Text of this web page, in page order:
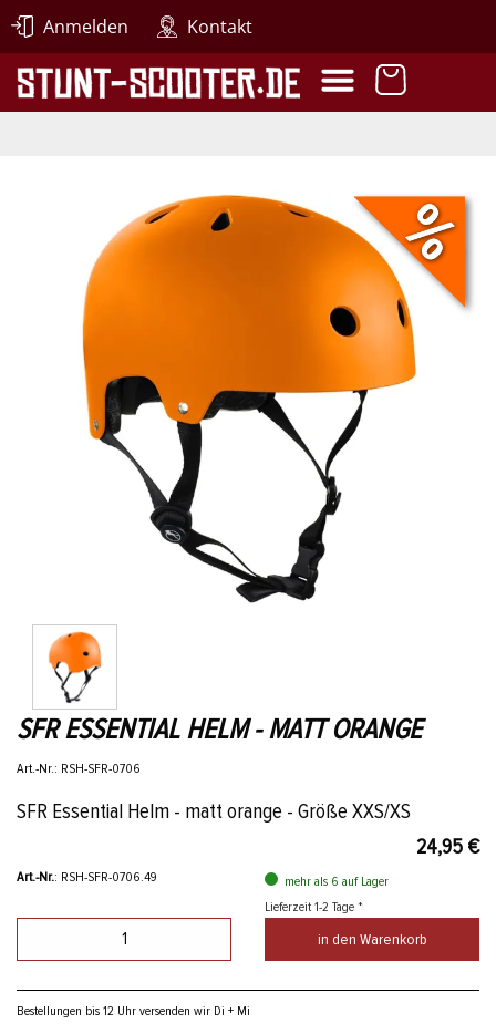
Anmelden Kontakt
SFR ESSENTIAL HELM - MATT ORANGE
Art.-Nr.: RSH-SFR-0706
SFR Essential Helm - matt orange - Größe XXS/XS
24,95 €
Art.-Nr.: RSH-SFR-0706.49
mehr als 6 auf Lager
Lieferzeit 1-2 Tage *
in den Warenkorb
Bestellungen bis 12 Uhr versenden wir Di + Mi